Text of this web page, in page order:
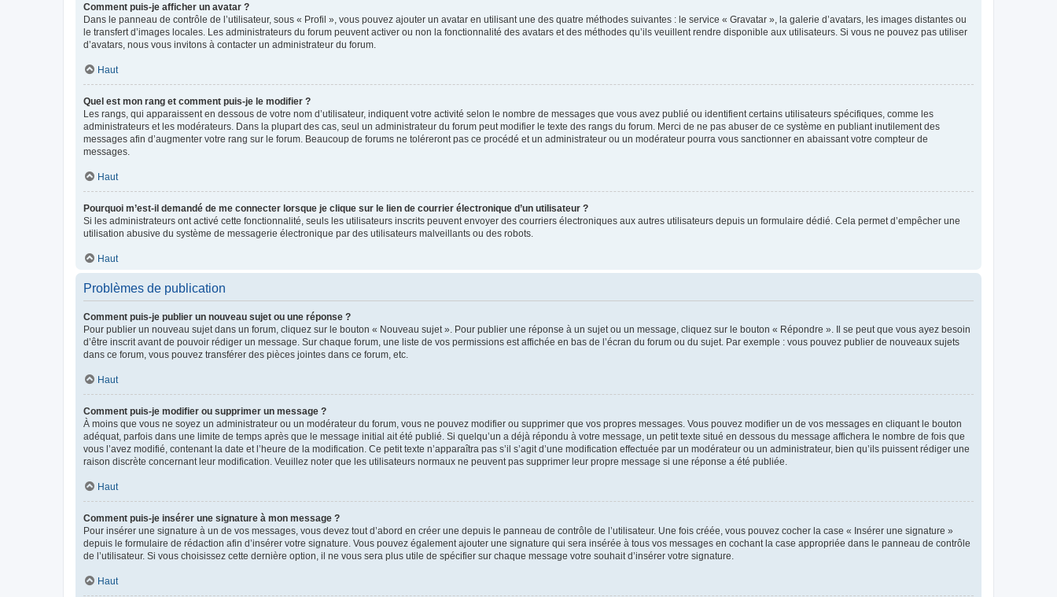
Comment puis-je afficher un avatar ?
Dans le panneau de contrôle de l’utilisateur, sous « Profil », vous pouvez ajouter un avatar en utilisant une des quatre méthodes suivantes : le service « Gravatar », la galerie d’avatars, les images distantes ou
le transfert d’images locales. Les administrateurs du forum peuvent activer ou non la fonctionnalité des avatars et des méthodes qu’ils veuillent rendre disponible aux utilisateurs. Si vous ne pouvez pas utiliser
d’avatars, nous vous invitons à contacter un administrateur du forum.
Haut
Quel est mon rang et comment puis-je le modifier ?
Les rangs, qui apparaissent en dessous de votre nom d’utilisateur, indiquent votre activité selon le nombre de messages que vous avez publié ou identifient certains utilisateurs spécifiques, comme les
administrateurs et les modérateurs. Dans la plupart des cas, seul un administrateur du forum peut modifier le texte des rangs du forum. Merci de ne pas abuser de ce système en publiant inutilement des
messages afin d’augmenter votre rang sur le forum. Beaucoup de forums ne toléreront pas ce procédé et un administrateur ou un modérateur pourra vous sanctionner en abaissant votre compteur de
messages.
Haut
Pourquoi m’est-il demandé de me connecter lorsque je clique sur le lien de courrier électronique d’un utilisateur ?
Si les administrateurs ont activé cette fonctionnalité, seuls les utilisateurs inscrits peuvent envoyer des courriers électroniques aux autres utilisateurs depuis un formulaire dédié. Cela permet d’empêcher une
utilisation abusive du système de messagerie électronique par des utilisateurs malveillants ou des robots.
Haut
Problèmes de publication
Comment puis-je publier un nouveau sujet ou une réponse ?
Pour publier un nouveau sujet dans un forum, cliquez sur le bouton « Nouveau sujet ». Pour publier une réponse à un sujet ou un message, cliquez sur le bouton « Répondre ». Il se peut que vous ayez besoin
d’être inscrit avant de pouvoir rédiger un message. Sur chaque forum, une liste de vos permissions est affichée en bas de l’écran du forum ou du sujet. Par exemple : vous pouvez publier de nouveaux sujets
dans ce forum, vous pouvez transférer des pièces jointes dans ce forum, etc.
Haut
Comment puis-je modifier ou supprimer un message ?
À moins que vous ne soyez un administrateur ou un modérateur du forum, vous ne pouvez modifier ou supprimer que vos propres messages. Vous pouvez modifier un de vos messages en cliquant le bouton
adéquat, parfois dans une limite de temps après que le message initial ait été publié. Si quelqu’un a déjà répondu à votre message, un petit texte situé en dessous du message affichera le nombre de fois que
vous l’avez modifié, contenant la date et l’heure de la modification. Ce petit texte n’apparaîtra pas s’il s’agit d’une modification effectuée par un modérateur ou un administrateur, bien qu’ils puissent rédiger une
raison discrète concernant leur modification. Veuillez noter que les utilisateurs normaux ne peuvent pas supprimer leur propre message si une réponse a été publiée.
Haut
Comment puis-je insérer une signature à mon message ?
Pour insérer une signature à un de vos messages, vous devez tout d’abord en créer une depuis le panneau de contrôle de l’utilisateur. Une fois créée, vous pouvez cocher la case « Insérer une signature »
depuis le formulaire de rédaction afin d’insérer votre signature. Vous pouvez également ajouter une signature qui sera insérée à tous vos messages en cochant la case appropriée dans le panneau de contrôle
de l’utilisateur. Si vous choisissez cette dernière option, il ne vous sera plus utile de spécifier sur chaque message votre souhait d’insérer votre signature.
Haut